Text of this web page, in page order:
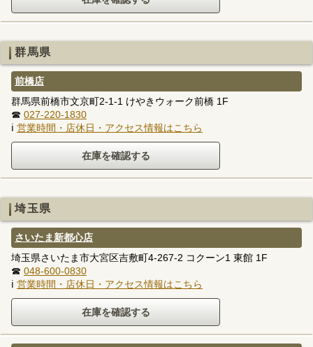
群馬県
前橋店
群馬県前橋市文京町2-1-1 けやきウォーク前橋 1F
☎ 027-220-1830
ℹ 営業時間・店休日・アクセス情報はこちら
埼玉県
さいたま新都心店
埼玉県さいたま市大宮区吉敷町4-267-2 コクーン1 東館 1F
☎ 048-600-0830
ℹ 営業時間・店休日・アクセス情報はこちら